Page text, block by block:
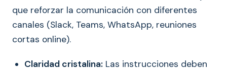
que reforzar la comunicación con diferentes
canales (Slack, Teams, WhatsApp, reuniones
cortas online).
Claridad cristalina: Las instrucciones deben